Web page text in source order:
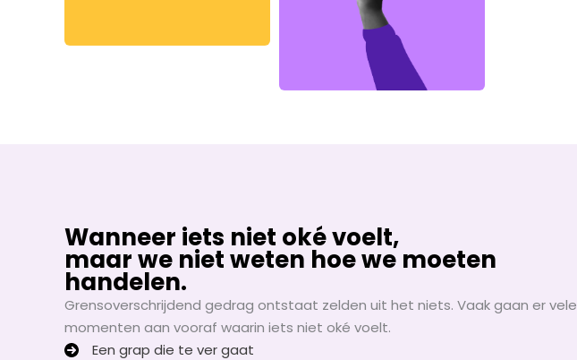
Wanneer iets niet oké voelt,
maar we niet weten hoe we moeten
handelen.
Grensoverschrijdend gedrag ontstaat zelden uit het niets. Vaak gaan er vele
momenten aan vooraf waarin iets niet oké voelt.
Een grap die te ver gaat